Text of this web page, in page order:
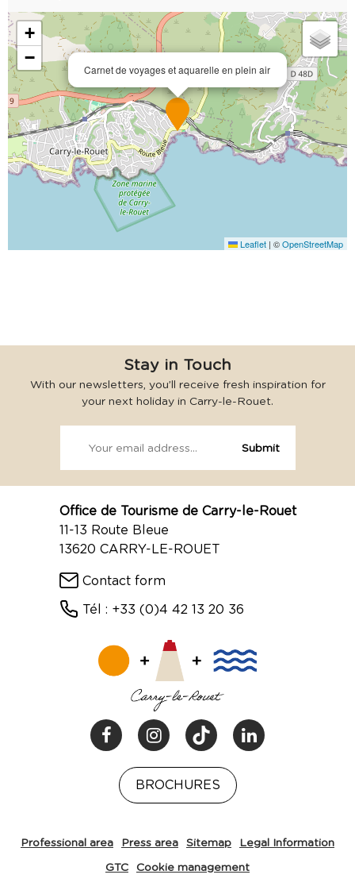
Carnet de voyages et aquarelle en plein air
+
−
Leaflet | ©OpenStreetMap
Stay in Touch
With our newsletters, you’ll receive fresh inspiration for
your next holiday in Carry-le-Rouet.
Office de Tourisme de Carry-le-Rouet
11-13 Route Bleue
13620 CARRY-LE-ROUET
Contact form
Tél : +33 (0)4 42 13 20 36
BROCHURES
Professional area Press area Sitemap
Legal Information
GTC
Cookie management